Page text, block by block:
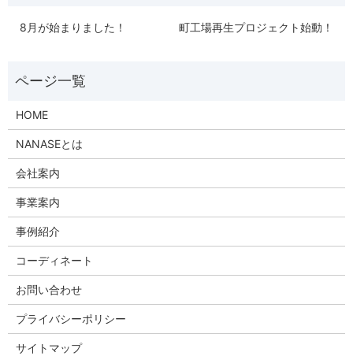
8月が始まりました！ 町工場再生プロジェクト始動！
HOME
NANASEとは
会社案内
事業案内
事例紹介
コーディネート
お問い合わせ
プライバシーポリシー
サイトマップ